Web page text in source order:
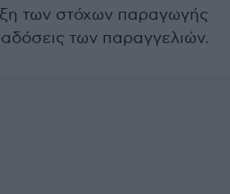
των στόχων παραγωγής
των παραγγελιών.